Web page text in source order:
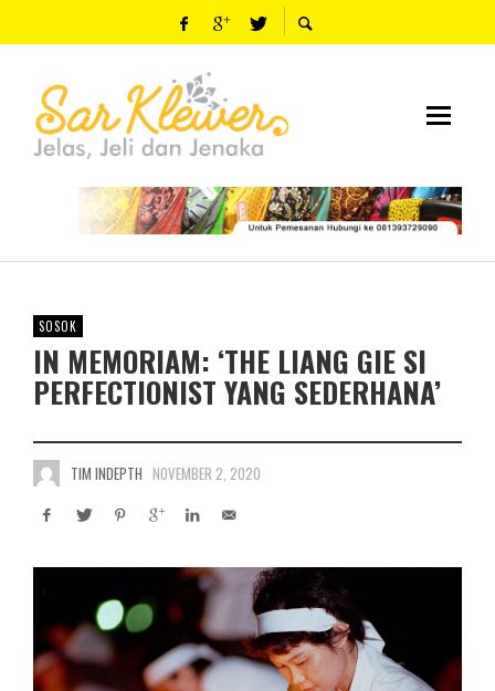
SOSOK
IN MEMORIAM: ‘THE LIANG GIE SI
PERFECTIONIST YANG SEDERHANA’
TIM INDEPTH NOVEMBER 2, 2020